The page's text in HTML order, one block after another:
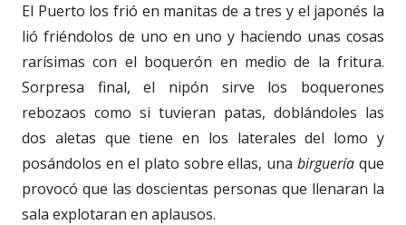
El Puerto los frió en manitas de a tres y el japonés la
lió friéndolos de uno en uno y haciendo unas cosas
rarísimas con el boquerón en medio de la fritura.
Sorpresa final, el nipón sirve los boquerones
rebozaos como si tuvieran patas, doblándoles las
dos aletas que tiene en los laterales del lomo y
posándolos en el plato sobre ellas, unabirguería que
provocó que las doscientas personas que llenaran la
sala explotaran en aplausos.